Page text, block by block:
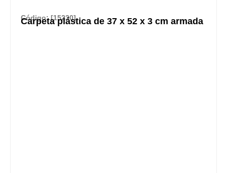
Código: [15230]
Carpeta plástica de 37 x 52 x 3 cm armada